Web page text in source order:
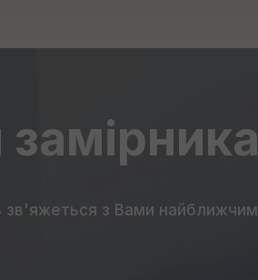
зв'яжеться з Вами найближчим